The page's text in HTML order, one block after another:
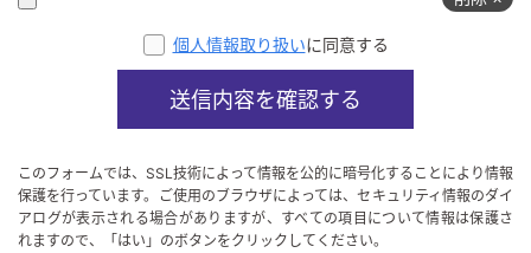
個人情報取り扱いに同意する
送信内容を確認する
このフォームでは、SSL技術によって情報を公的に暗号化することにより情報
保護を行っています。ご使用のブラウザによっては、セキュリティ情報のダイ
アログが表示される場合がありますが、すべての項目について情報は保護さ
れますので、「はい」のボタンをクリックしてください。